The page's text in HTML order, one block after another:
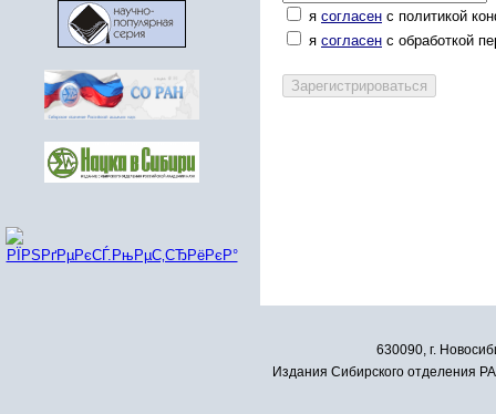
я согласен с политикой
я согласен с обработкой
630090, г.
Издания Сибирского отделения